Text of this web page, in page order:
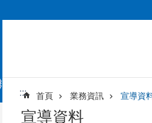
::: 首頁 業務資訊 宣導資
宣導資料